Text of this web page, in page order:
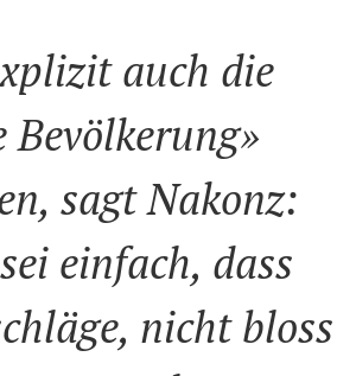
auch die
Bevölkerung»
sagt Nakonz:
einfach, dass
nicht bloss